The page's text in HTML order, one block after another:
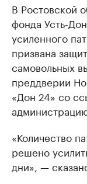
В Ростовской
фонда Усть-
усиленного
призвана
самовольных
преддверии
«Дон 24» со
«Количество
решено
дни», —